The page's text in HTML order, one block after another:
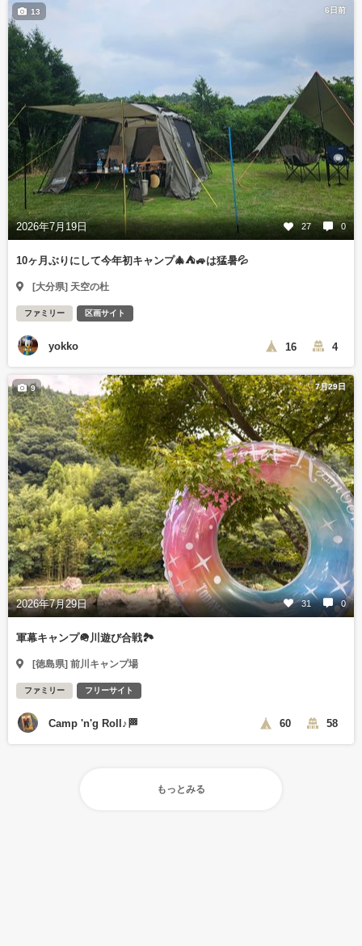
6日前
2026年7月19日 27 0
13
10ヶ月ぶりにして今年初キャンプ🎄⛺🚙は猛暑💦
[大分県] 天空の杜
ファミリー 区画サイト
yokko 16 4
7月29日
2026年7月29日 31 0
9
軍幕キャンプ🪖川遊び合戦🏞️
[徳島県] 前川キャンプ場
ファミリー フリーサイト
Camp 'n'g Roll♪🏁 60 58
もっとみる